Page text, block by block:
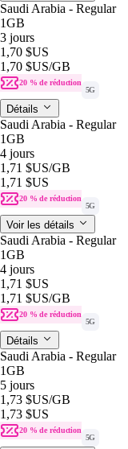
Saudi Arabia - Regular
1GB
3 jours
1,70 $US
1,70 $US/GB
20 % de réduction
5G
Détails
Saudi Arabia - Regular
1GB
4 jours
1,71 $US/GB
1,71 $US
20 % de réduction
5G
Voir les détails
Saudi Arabia - Regular
1GB
4 jours
1,71 $US
1,71 $US/GB
20 % de réduction
5G
Détails
Saudi Arabia - Regular
1GB
5 jours
1,73 $US/GB
1,73 $US
20 % de réduction
5G